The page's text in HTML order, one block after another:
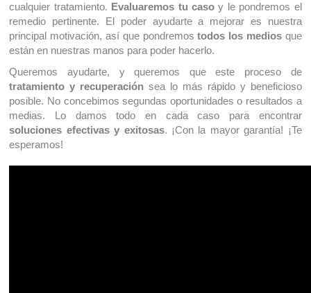
cualquier tratamiento. Evaluaremos tu caso y le pondremos el
remedio pertinente. El poder ayudarte a mejorar es nuestra
principal motivación, así que pondremos todos los mediosque
están en nuestras manos para poder hacerlo.
Queremos ayudarte, y queremos que este proceso de
tratamiento y recuperación sea lo más rápido y beneficioso
posible. No concebimos segundas oportunidades o resultados a
medias. Lo damos todo en cada caso para encontrar
soluciones efectivas y exitosas. ¡Con la mayor garantía! ¡Te
esperamos!